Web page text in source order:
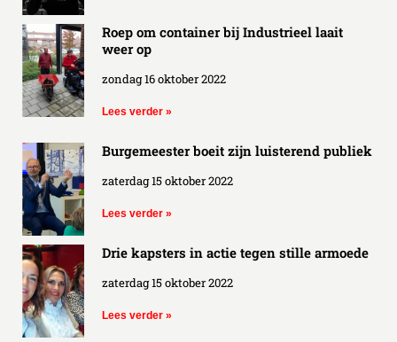
Roep om container bij Industrieel laait
weer op
zondag 16 oktober 2022
Lees verder »
Burgemeester boeit zijn luisterend publiek
zaterdag 15 oktober 2022
Lees verder »
Drie kapsters in actie tegen stille armoede
zaterdag 15 oktober 2022
Lees verder »